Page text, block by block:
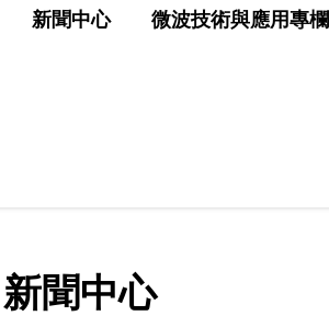
新聞中心 微波技術與應用專欄
新聞中心